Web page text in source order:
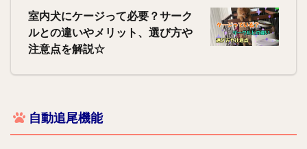
室内犬にケージって必要？サーク
ルとの違いやメリット、選び方や
注意点を解説☆
自動追尾機能